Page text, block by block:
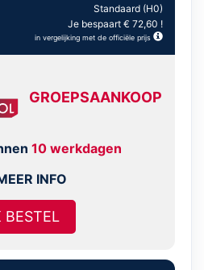
Standaard (H0)
Je bespaart € 72,60 !
in vergelijking met de officiële prijs
GROEPSAANKOOP
10 werkdagen
INFO
BESTEL